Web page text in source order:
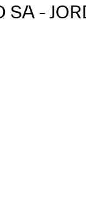
SA -